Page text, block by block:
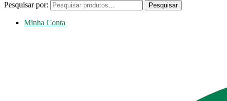
Pesquisar por: Pesquisar
Minha Conta